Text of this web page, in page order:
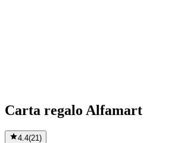
Carta regalo Alfamart
4.4(21 )